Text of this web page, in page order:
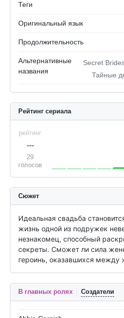
Теги
Оригинальный язык
Продолжительность
Альтернативные
названия
Secret
Тайные
Рейтинг сериала
рейтинг
---
29
голосов
Сюжет
Идеальная свадьба
жизнь одной из подружек
незнакомец, способный
секреты. Сможет ли сила
героинь, оказавшихся между
В главных ролях Создатели